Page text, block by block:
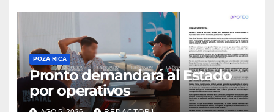
POZA RICA
Pronto demandará al Estado
por operativos